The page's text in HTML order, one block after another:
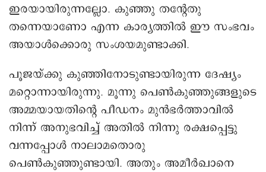
ഇരയായിരുന്നല്ലോ. കുഞ്ഞു തന്റേതു
തന്നെയാണോ എന്ന കാര്യത്തിൽ ഈ സംഭവം
അയാൾക്കൊരു സംശയമുണ്ടാക്കി.
പൂജയ്ക്കു കുഞ്ഞിനോടുണ്ടായിരുന്ന ദേഷ്യം
മറ്റൊന്നായിരുന്നു. മൂന്നു പെൺകുഞ്ഞുങ്ങളുടെ
അമ്മയായതിന്റെ പീഡനം മുൻഭർത്താവിൽ
നിന്ന് അനുഭവിച്ച് അതിൽ നിന്നു രക്ഷപ്പെട്ടു
വന്നപ്പോൾ നാലാമതൊരു
പെൺകുഞ്ഞുണ്ടായി. അതും അമീർഖാനെ